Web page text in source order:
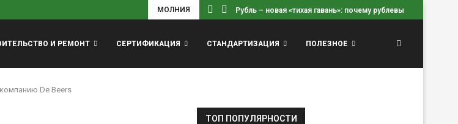
МОЛНИЯ Рубль – новая «тихая гавань»: почему рублевые вклады...
И РЕМОНТ СЕРТИФИКАЦИЯ СТАНДАРТИЗАЦИЯ ПОЛЕЗНОЕ
De Beers
ТОП ПОПУЛЯРНОСТИ